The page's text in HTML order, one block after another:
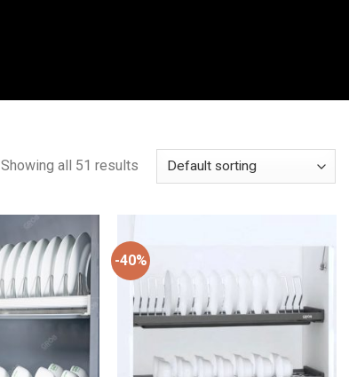
Showing all 51 results
-40%